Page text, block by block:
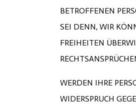
BETROFFENEN
SEI DENN, WIR
FREIHEITEN
WERDEN IHRE
WIDERSPRUCH